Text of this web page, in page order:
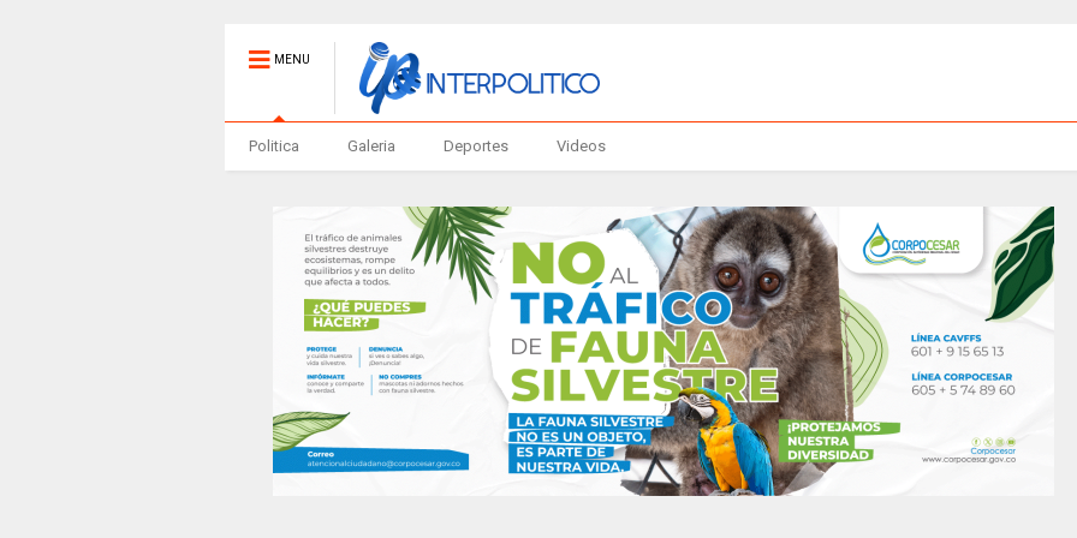
MENU
Politica Galeria Deportes Videos